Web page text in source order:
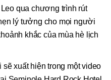
qua chương trình rút
lý tưởng cho mọi người
khắc của mùa hè lịch
xuất hiện trong một video